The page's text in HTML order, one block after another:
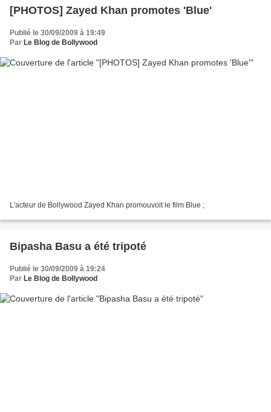
[PHOTOS] Zayed Khan promotes 'Blue'
Publié le 30/09/2009 à 19:49
Par Le Blog de Bollywood
L'acteur de Bollywood Zayed Khan promouvoit le film Blue ;
Bipasha Basu a été tripoté
Publié le 30/09/2009 à 19:24
Par Le Blog de Bollywood